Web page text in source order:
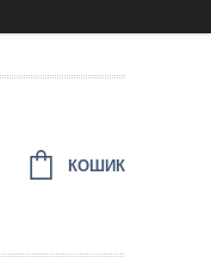
КОШИК